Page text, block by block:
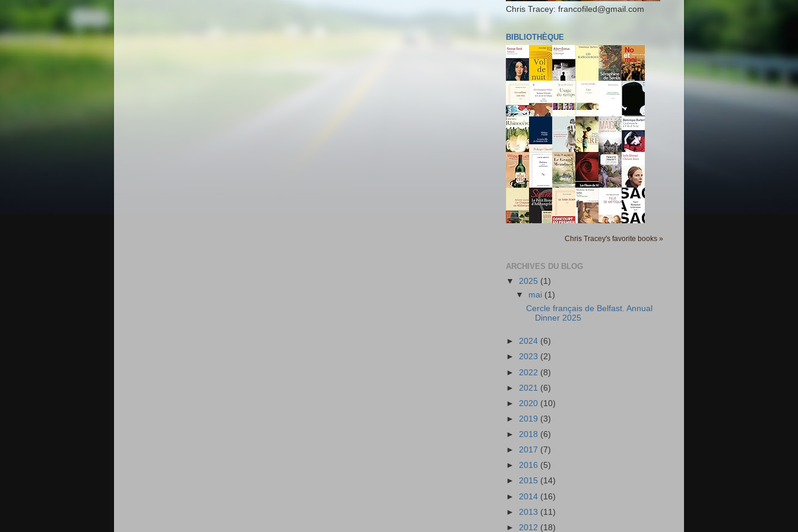
Chris Tracey: francofiled@gmail.com
BIBLIOTHÈQUE
Chris Tracey's favorite books »
ARCHIVES DU BLOG
▼ 2025 (1)
▼ mai (1)
Cercle français de Belfast. Annual
Dinner 2025
► 2024 (6)
► 2023 (2)
► 2022 (8)
► 2021 (6)
► 2020 (10)
► 2019 (3)
► 2018 (6)
► 2017 (7)
► 2016 (5)
► 2015 (14)
► 2014 (16)
► 2013 (11)
► 2012 (18)